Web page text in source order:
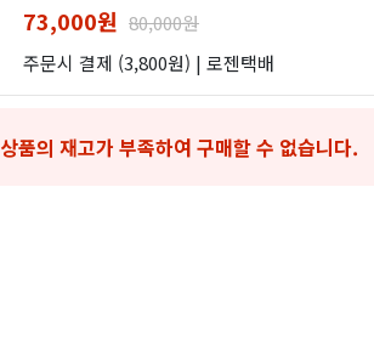
73,000원 80,000원
주문시 결제 (3,800원) | 로젠택배
상품의 재고가 부족하여 구매할 수 없습니다.